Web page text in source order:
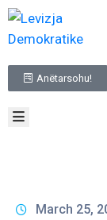
Anëtarsohu!
BALLINA
RRETH
TË
KARAKTER
March 25,